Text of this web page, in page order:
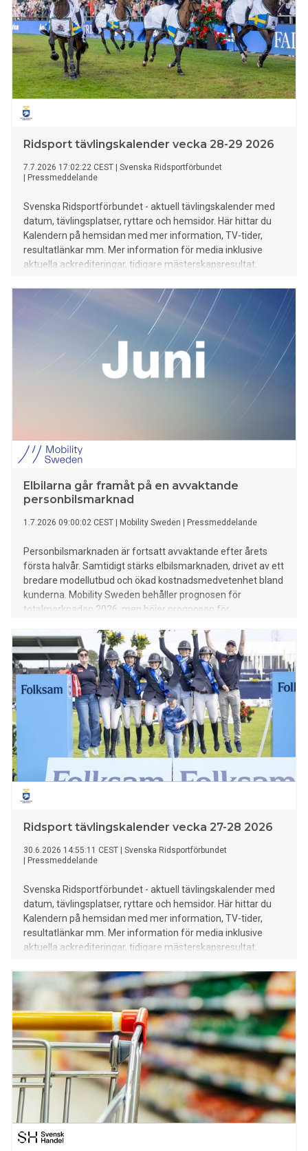
Ridsport tävlingskalender vecka 28-29 2026
7.7.2026 17:02:22 CEST
Svenska Ridsportförbundet
Pressmeddelande
Svenska Ridsportförbundet - aktuell tävlingskalender med
datum, tävlingsplatser, ryttare och hemsidor. Här hittar du
Kalendern på hemsidan med mer information, TV-tider,
resultatlänkar mm. Mer information för media inklusive
aktuella ackrediteringar, tidigare mästerskapsresultat,
Elbilarna går framåt på en avvaktande
personbilsmarknad
1.7.2026 09:00:02 CEST Mobility Sweden Pressmeddelande
Personbilsmarknaden är fortsatt avvaktande efter årets
första halvår. Samtidigt stärks elbilsmarknaden, drivet av ett
bredare modellutbud och ökad kostnadsmedvetenhet bland
kunderna. Mobility Sweden behåller prognosen för
totalmarknaden 2026, men höjer prognosen för
Ridsport tävlingskalender vecka 27-28 2026
30.6.2026 14:55:11 CEST
Svenska Ridsportförbundet
Pressmeddelande
Svenska Ridsportförbundet - aktuell tävlingskalender med
datum, tävlingsplatser, ryttare och hemsidor. Här hittar du
Kalendern på hemsidan med mer information, TV-tider,
resultatlänkar mm. Mer information för media inklusive
aktuella ackrediteringar, tidigare mästerskapsresultat,